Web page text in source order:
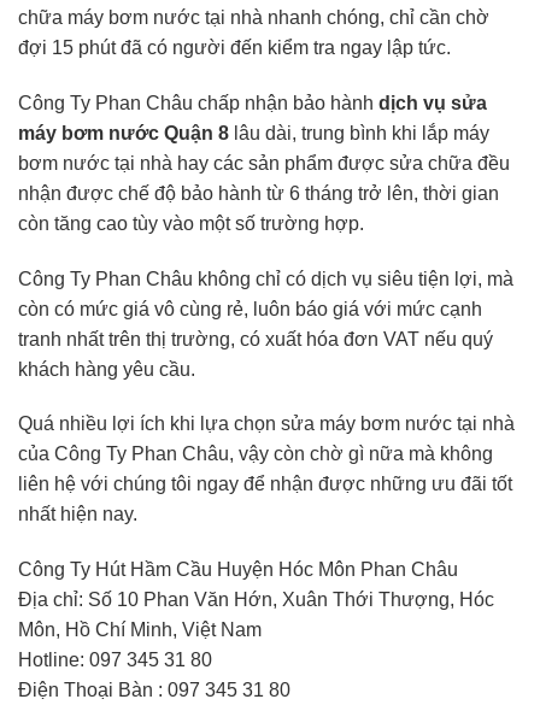
chữa máy bơm nước tại nhà nhanh chóng, chỉ cần chờ
đợi 15 phút đã có người đến kiểm tra ngay lập tức.
Công Ty Phan Châu chấp nhận bảo hành dịch vụ sửa
máy bơm nước Quận 8 lâu dài, trung bình khi lắp máy
bơm nước tại nhà hay các sản phẩm được sửa chữa đều
nhận được chế độ bảo hành từ 6 tháng trở lên, thời gian
còn tăng cao tùy vào một số trường hợp.
Công Ty Phan Châu không chỉ có dịch vụ siêu tiện lợi, mà
còn có mức giá vô cùng rẻ, luôn báo giá với mức cạnh
tranh nhất trên thị trường, có xuất hóa đơn VAT nếu quý
khách hàng yêu cầu.
Quá nhiều lợi ích khi lựa chọn sửa máy bơm nước tại nhà
của Công Ty Phan Châu, vậy còn chờ gì nữa mà không
liên hệ với chúng tôi ngay để nhận được những ưu đãi tốt
nhất hiện nay.
Công Ty Hút Hầm Cầu Huyện Hóc Môn Phan Châu
Địa chỉ: Số 10 Phan Văn Hớn, Xuân Thới Thượng, Hóc
Môn, Hồ Chí Minh, Việt Nam
Hotline: 097 345 31 80
Điện Thoại Bàn : 097 345 31 80